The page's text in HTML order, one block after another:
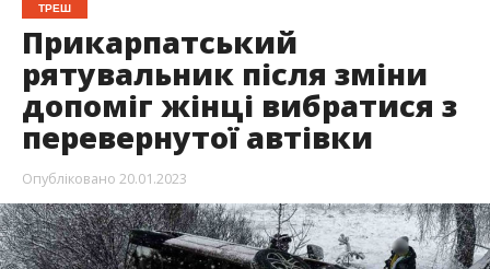
ТРЕШ
Прикарпатський
рятувальник після зміни
допоміг жінці вибратися з
перевернутої автівки
Опубліковано 20.01.2023